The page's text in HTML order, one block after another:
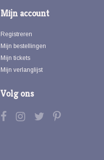
Mijn account
Registreren
Mijn bestellingen
Mijn tickets
Mijn verlanglijst
Volg ons